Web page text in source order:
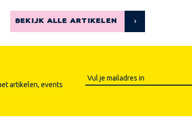
BEKIJK ALLE ARTIKELEN
artikelen, events